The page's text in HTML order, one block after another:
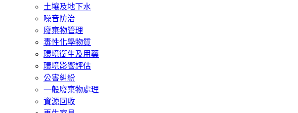
土壤及地下水
噪音防治
廢棄物管理
毒性化學物質
環境衛生及用藥
環境影響評估
公害糾紛
一般廢棄物處理
資源回收